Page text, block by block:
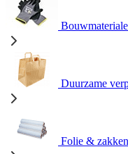
Duurzame
Folie & zakken